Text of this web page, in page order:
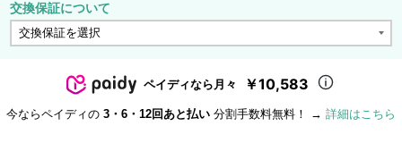
交換保証について
ペイディなら月々 ￥10,583
今ならペイディの 3・6・12回あと払い 分割手数料無料！ → 詳細はこちら